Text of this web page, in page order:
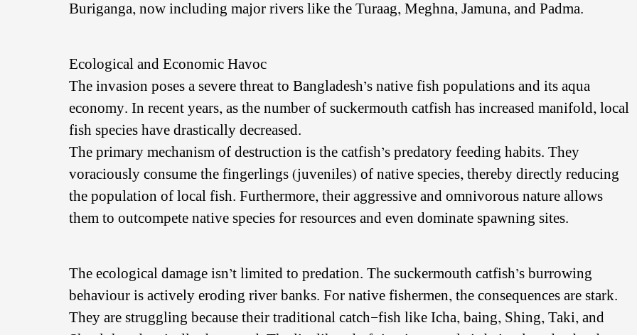
Buriganga, now including major rivers like the Turaag, Meghna, Jamuna, and Padma.
Ecological and Economic Havoc
The invasion poses a severe threat to Bangladesh’s native fish populations and its aqua
economy. In recent years, as the number of suckermouth catfish has increased manifold, local
fish species have drastically decreased.
The primary mechanism of destruction is the catfish’s predatory feeding habits. They
voraciously consume the fingerlings (juveniles) of native species, thereby directly reducing
the population of local fish. Furthermore, their aggressive and omnivorous nature allows
them to outcompete native species for resources and even dominate spawning sites.
The ecological damage isn’t limited to predation. The suckermouth catfish’s burrowing
behaviour is actively eroding river banks. For native fishermen, the consequences are stark.
They are struggling because their traditional catch—fish like Icha, baing, Shing, Taki, and